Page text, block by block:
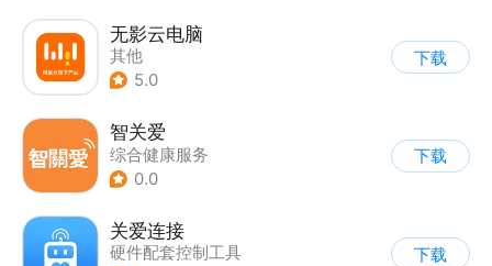
无影云电脑
其他
5.0
下载
智关爱
综合健康服务
0.0
下载
关爱连接
硬件配套控制工具
下载